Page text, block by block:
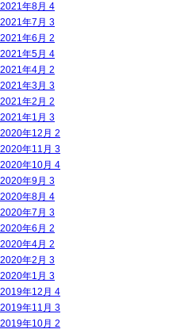
2021年8月 4
2021年7月 3
2021年6月 2
2021年5月 4
2021年4月 2
2021年3月 3
2021年2月 2
2021年1月 3
2020年12月 2
2020年11月 3
2020年10月 4
2020年9月 3
2020年8月 4
2020年7月 3
2020年6月 2
2020年4月 2
2020年2月 3
2020年1月 3
2019年12月 4
2019年11月 3
2019年10月 2